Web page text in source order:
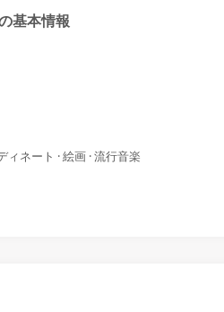
基本情報
ィネート · 絵画 · 流行音楽